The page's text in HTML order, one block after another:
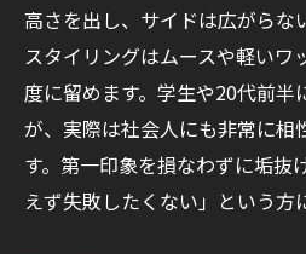
高さを出し、サイドは広がらな
スタイリングはムースや軽いワ
度に留めます。学生や20代前半
が、実際は社会人にも非常に相
す。第一印象を損なわずに垢抜
えず失敗したくない」という方